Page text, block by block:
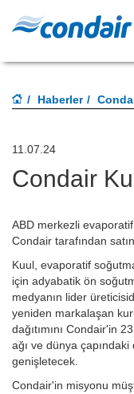
Haberler
11.07.24
Condair
ABD merkezli
Condair tarafından satın
Kuul, evaporatif
için adyabatik ön
medyanın lider
yeniden markalaşan
dağıtımını Condair'in
ağı ve dünya çapındaki
genişletecek.
Condair'in misyonu